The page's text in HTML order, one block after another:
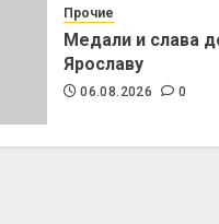
Прочие
Медали и слава
Ярославу
06.08.2026 0